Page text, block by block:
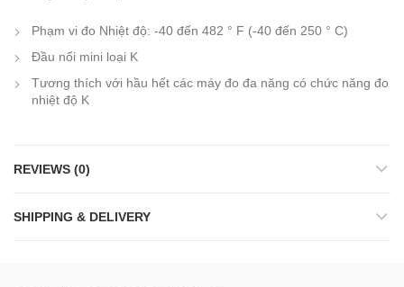
Phạm vi đo Nhiệt độ: -40 đến 482 ° F (-40 đến 250 ° C)
Đầu nối mini loại K
Tương thích với hầu hết các máy đo đa năng có chức năng đo
nhiệt độ K
REVIEWS (0)
SHIPPING & DELIVERY